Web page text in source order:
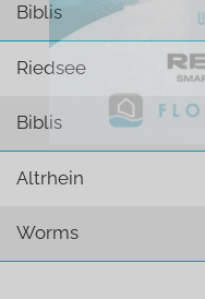
Biblis
Riedsee
Biblis
Altrhein
Worms